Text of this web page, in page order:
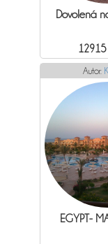
Dovolená
Autor:
EGYPT-